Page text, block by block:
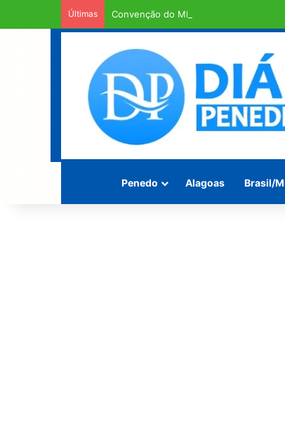
Últimas Convenção do MDB confirma Marcos
Penedo Alagoas Brasil/